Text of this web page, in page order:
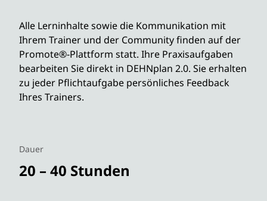
Alle Lerninhalte sowie die Kommunikation mit
Ihrem Trainer und der Community finden auf der
Promote®-Plattform statt. Ihre Praxisaufgaben
bearbeiten Sie direkt in DEHNplan 2.0. Sie erhalten
zu jeder Pflichtaufgabe persönliches Feedback
Ihres Trainers.
Dauer
20 – 40 Stunden